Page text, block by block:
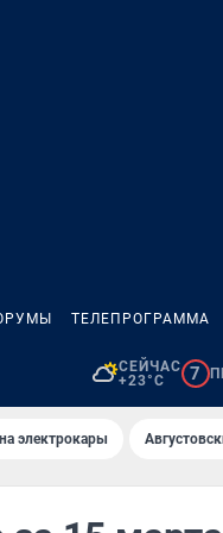
ТЕЛЕПРОГРАММА
СЕЙЧАС
+23°C
7
электрокары